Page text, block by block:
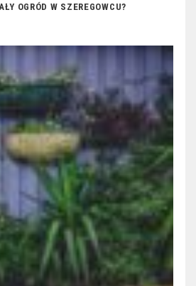
OGRÓD W SZEREGOWCU?